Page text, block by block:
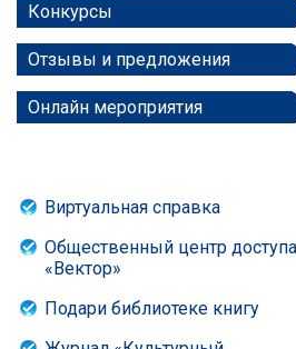
Конкурсы
Отзывы и предложения
Онлайн мероприятия
Виртуальная справка
Общественный центр доступа
«Вектор»
Подари библиотеке книгу